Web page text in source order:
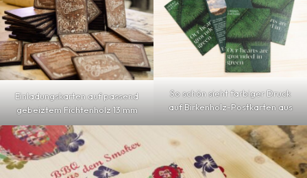
Einladungskarten auf passend
gebeiztem Fichtenholz 13 mm
So schön sieht farbiger Druck
auf Birkenholz-Postkarten aus